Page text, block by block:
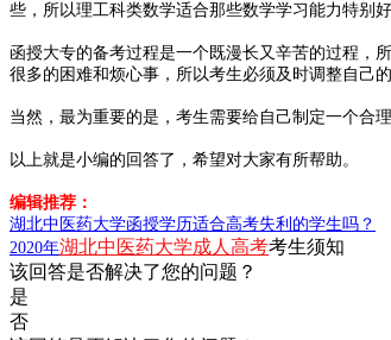
些，所以理工科类数学适合那些数学学习能力特别好
函授大专的备考过程是一个既漫长又辛苦的过程，
很多的困难和烦心事，所以考生必须及时调整自己
当然，最为重要的是，考生需要给自己制定一个合
以上就是小编的回答了，希望对大家有所帮助。
编辑推荐：
湖北中医药大学函授学历适合高考失利的学生吗？
2020年湖北中医药大学成人高考考生须知
该回答是否解决了您的问题？
是
否